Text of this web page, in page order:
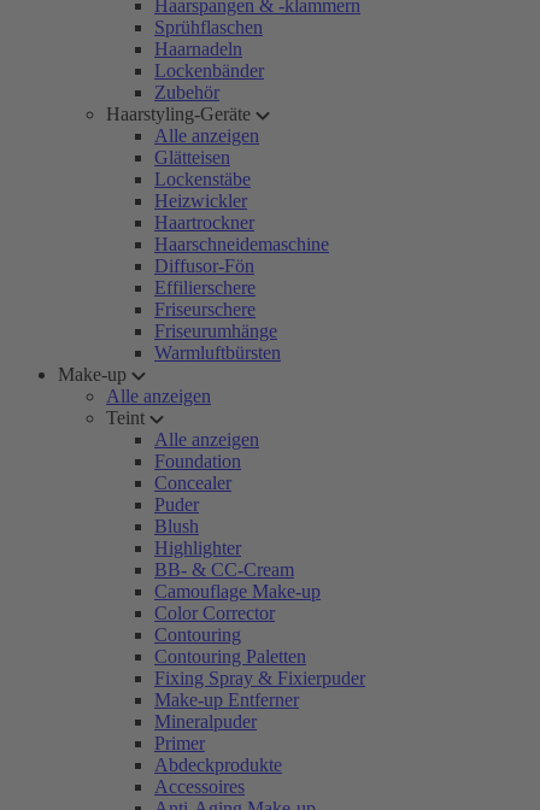
Haarspangen & -klammern
Sprühflaschen
Haarnadeln
Lockenbänder
Zubehör
Haarstyling-Geräte
Alle anzeigen
Glätteisen
Lockenstäbe
Heizwickler
Haartrockner
Haarschneidemaschine
Diffusor-Fön
Effilierschere
Friseurschere
Friseurumhänge
Warmluftbürsten
Make-up
Alle anzeigen
Teint
Alle anzeigen
Foundation
Concealer
Puder
Blush
Highlighter
BB- & CC-Cream
Camouflage Make-up
Color Corrector
Contouring
Contouring Paletten
Fixing Spray & Fixierpuder
Make-up Entferner
Mineralpuder
Primer
Abdeckprodukte
Accessoires